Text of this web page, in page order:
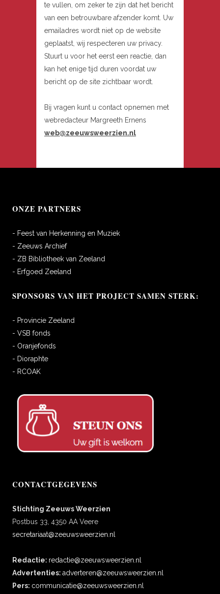
te vullen, om zeker te zijn dat het bericht
van een betrouwbare afzender komt. Uw
emailadres wordt niet op de website
geplaatst, wij respecteren uw privacy.
Stuurt u voor het eerst een reactie, dan
kan het enige tijd duren voordat uw
bericht op de site zichtbaar wordt.
Bij vragen kunt u contact opnemen met
webredacteur Margreeth Ernens
web@zeeuwsweerzien.nl
ONZE PARTNERS
- Feest van Herkenning en Muziek
- Zeeuws Archief
- ZB Bibliotheek van Zeeland
- Erfgoed Zeeland
SPONSORS VAN HET PROJECT SAMEN STERK:
- Provincie Zeeland
- VSB fonds
- Oranjefonds
- Dioraphte
- RCOAK
CONTACTGEGEVENS
Stichting Zeeuws Weerzien
Postbus 33, 4350 AA Veere
secretariaat@zeeuwsweerzien.nl
Redactie: redactie@zeeuwsweerzien.nl
Advertenties: adverteren@zeeuwsweerzien.nl
Pers: communicatie@zeeuwsweerzien.nl